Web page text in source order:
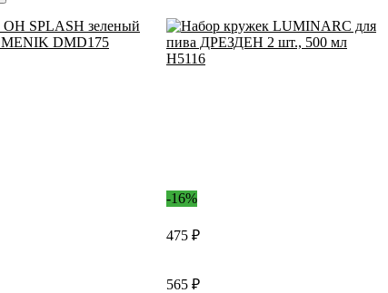
-16%
475 ₽
565 ₽